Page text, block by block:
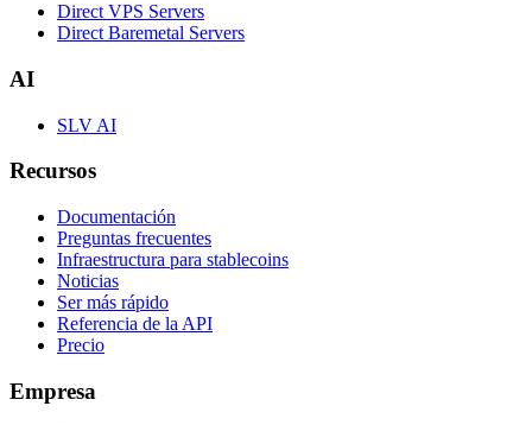
Direct VPS Servers
Direct Baremetal Servers
AI
SLV AI
Recursos
Documentación
Preguntas frecuentes
Infraestructura para stablecoins
Noticias
Ser más rápido
Referencia de la API
Precio
Empresa